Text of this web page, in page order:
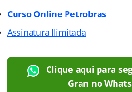
Curso Online Petrobras
Assinatura Ilimitada
Clique aqui para
Gran no